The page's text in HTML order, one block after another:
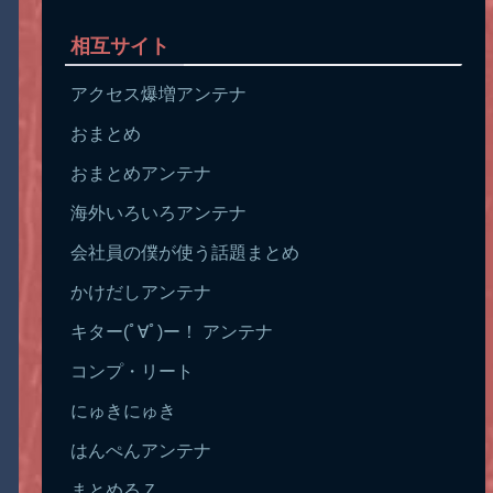
相互サイト
アクセス爆増アンテナ
おまとめ
おまとめアンテナ
海外いろいろアンテナ
会社員の僕が使う話題まとめ
かけだしアンテナ
キター(ﾟ∀ﾟ)ー！ アンテナ
コンプ・リート
にゅきにゅき
はんぺんアンテナ